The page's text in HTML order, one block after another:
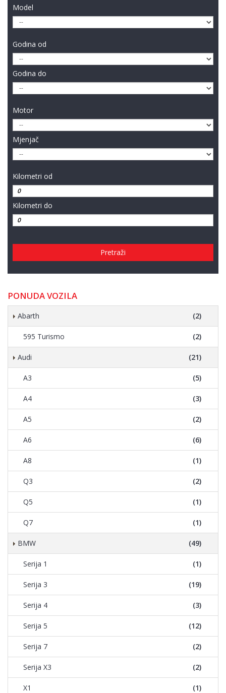
Model
Godina od
Godina do
Motor
Mjenjač
Kilometri od
Kilometri do
Pretraži
PONUDA VOZILA
Abarth (2)
595 Turismo (2)
Audi (21)
A3 (5)
A4 (3)
A5 (2)
A6 (6)
A8 (1)
Q3 (2)
Q5 (1)
Q7 (1)
BMW (49)
Serija 1 (1)
Serija 3 (19)
Serija 4 (3)
Serija 5 (12)
Serija 7 (2)
Serija X3 (2)
X1 (1)